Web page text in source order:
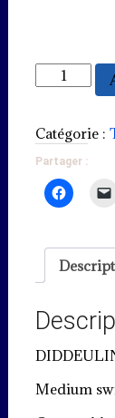
quantité
de
Catégorie :
Partager :
Medium